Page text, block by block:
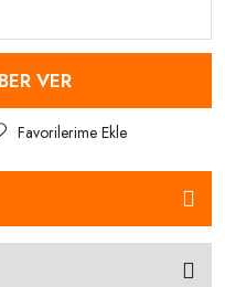
VER